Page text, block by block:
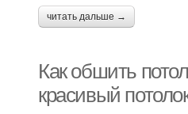
читать дальше →
Как обшить
красивый